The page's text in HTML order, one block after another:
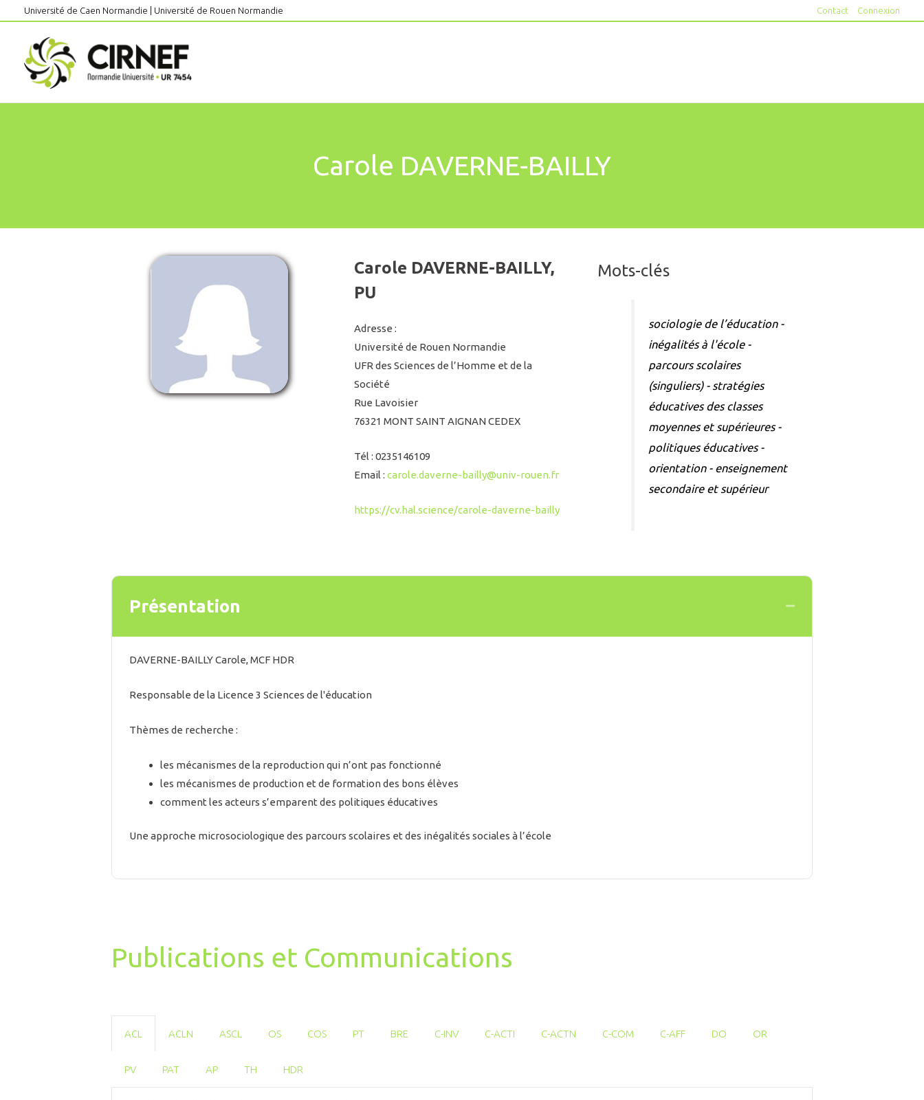
contenu
Université de Caen Normandie Université de Rouen Normandie Contact Connexion
Carole DAVERNE-BAILLY
Carole DAVERNE-BAILLY,
PU
Adresse :
Université de Rouen Normandie
UFR des Sciences de l’Homme et de la
Société
Rue Lavoisier
76321 MONT SAINT AIGNAN CEDEX
Tél : 0235146109
Email :carole.daverne-bailly@univ-rouen.fr
https://cv.hal.science/carole-daverne-bailly
Mots-clés
sociologie de l’éducation -
inégalités à l'école -
parcours scolaires
(singuliers) - stratégies
éducatives des classes
moyennes et supérieures -
politiques éducatives -
orientation - enseignement
secondaire et supérieur
Présentation Collapse
DAVERNE-BAILLY Carole, MCF HDR
Responsable de la Licence 3 Sciences de l'éducation
Thèmes de recherche :
les mécanismes de la reproduction qui n’ont pas fonctionné
les mécanismes de production et de formation des bons élèves
comment les acteurs s’emparent des politiques éducatives
Une approche microsociologique des parcours scolaires et des inégalités sociales à l’école
Publications et Communications
ACL ACLN ASCL OS COS PT BRE C-INV C-ACTI C-ACTN C-COM C-AFF DO OR
PV PAT AP TH HDR